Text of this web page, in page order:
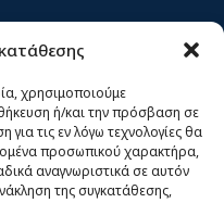
χρησιμοποιούμε
ή/και την πρόσβαση σε
τις εν λόγω τεχνολογίες θα
προσωπικού χαρακτήρα,
αναγνωριστικά σε αυτόν
της συγκατάθεσης,
& δράση